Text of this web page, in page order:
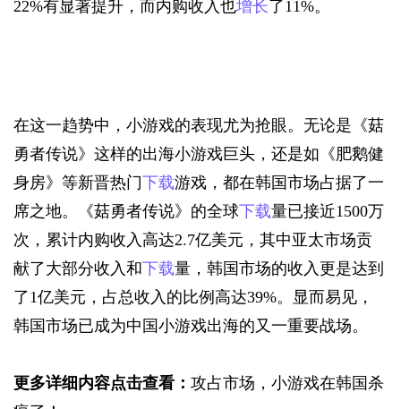
22%有显著提升，而内购收入也增长了11%。
在这一趋势中，小游戏的表现尤为抢眼。无论是《菇
勇者传说》这样的出海小游戏巨头，还是如《肥鹅健
身房》等新晋热门下载游戏，都在韩国市场占据了一
席之地。《菇勇者传说》的全球下载量已接近1500万
次，累计内购收入高达2.7亿美元，其中亚太市场贡
献了大部分收入和下载量，韩国市场的收入更是达到
了1亿美元，占总收入的比例高达39%。显而易见，
韩国市场已成为中国小游戏出海的又一重要战场。
更多详细内容点击查看： 攻占市场，小游戏在韩国杀